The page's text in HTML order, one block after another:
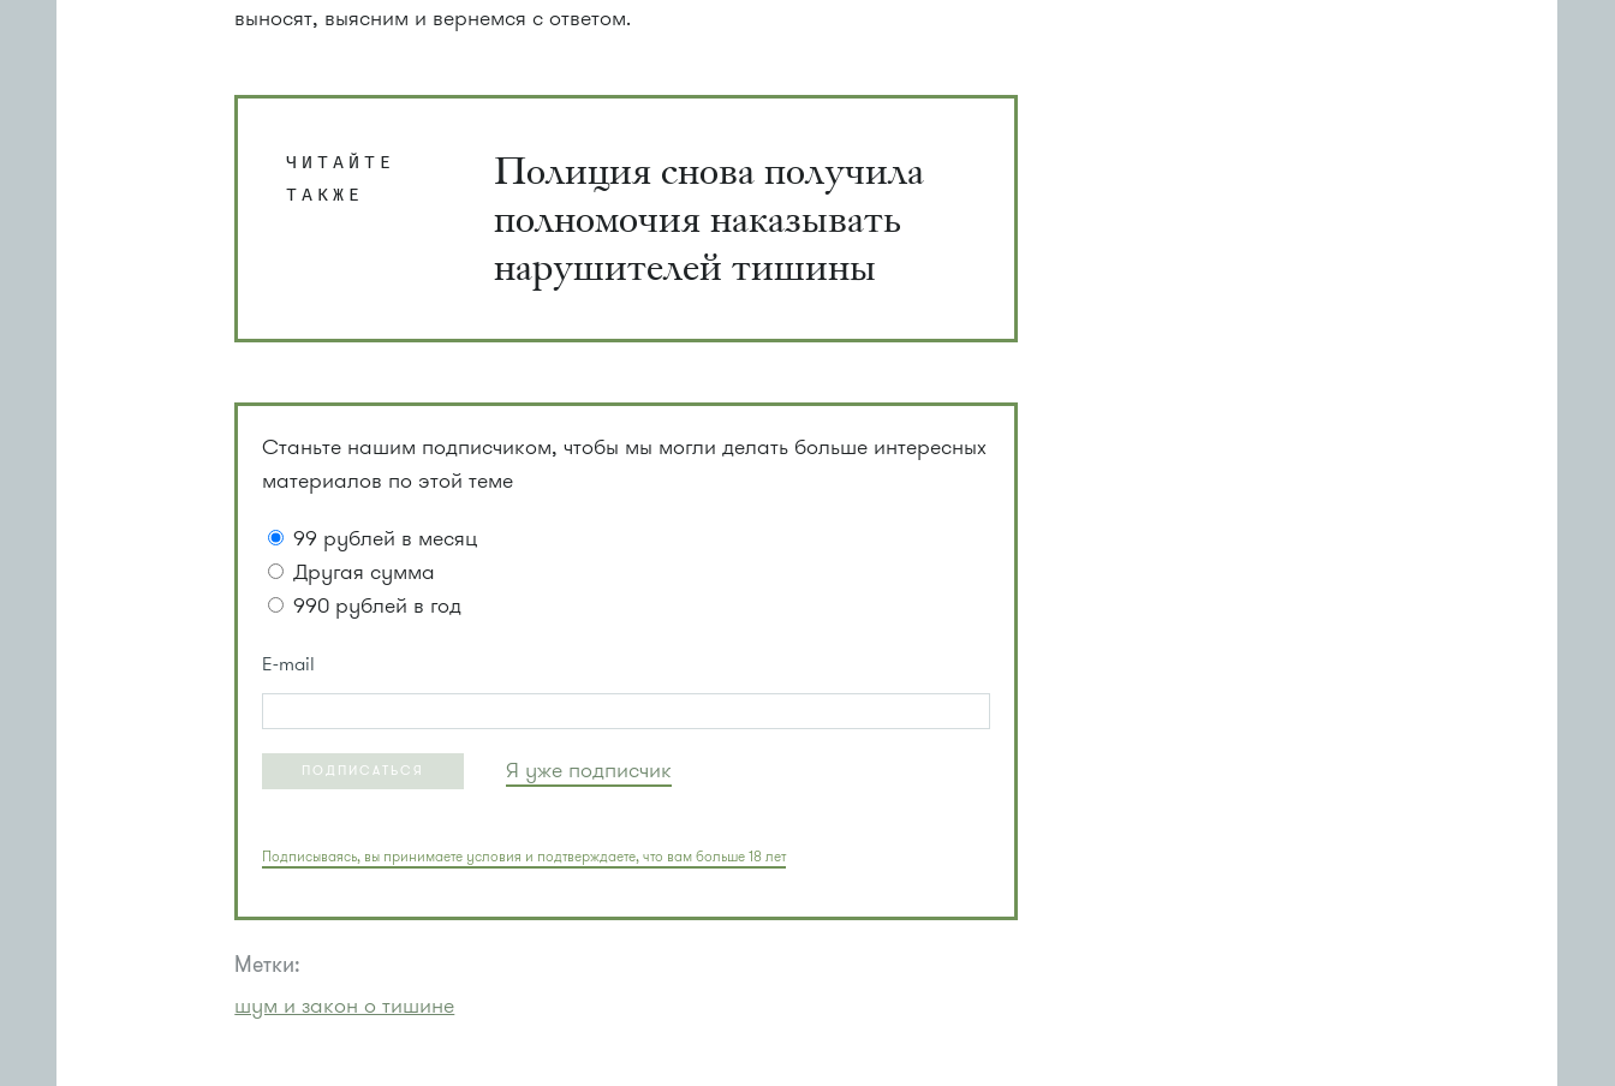
выносят, выясним и вернемся с ответом.
ЧИТАЙТЕ
ТАКЖЕ
Полиция снова получила
полномочия наказывать
нарушителей тишины
Станьте нашим подписчиком, чтобы мы могли делать больше интересных
материалов по этой теме
99 рублей в месяц
Другая сумма
990 рублей в год
E-mail
ПОДПИСАТЬСЯ Я уже подписчик
Подписываясь, вы принимаете условия и подтверждаете, что вам больше 18 лет
Метки:
шум и закон о тишине